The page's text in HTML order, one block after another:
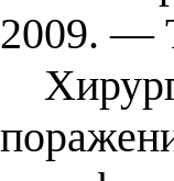
2009. —